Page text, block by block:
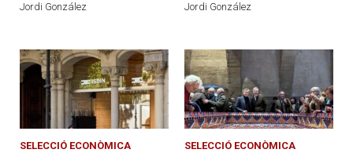
Jordi González Jordi González
SELECCIÓ ECONÒMICA SELECCIÓ ECONÒMICA